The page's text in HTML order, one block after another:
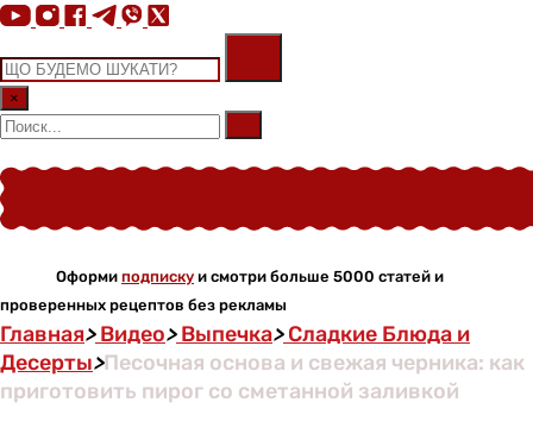
×
Оформи подписку и смотри больше 5000 статей и
проверенных рецептов без рекламы
Главная>Видео>Выпечка>Сладкие Блюда и
Десерты>Песочная основа и свежая черника: как
приготовить пирог со сметанной заливкой